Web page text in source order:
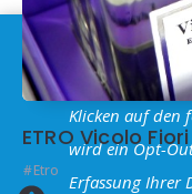
ETRO Vicolo Fiori
Etro
Im Sinne der
durchGoogle
Klicken auf den
wird ein Opt-
Erfassung Ihrer